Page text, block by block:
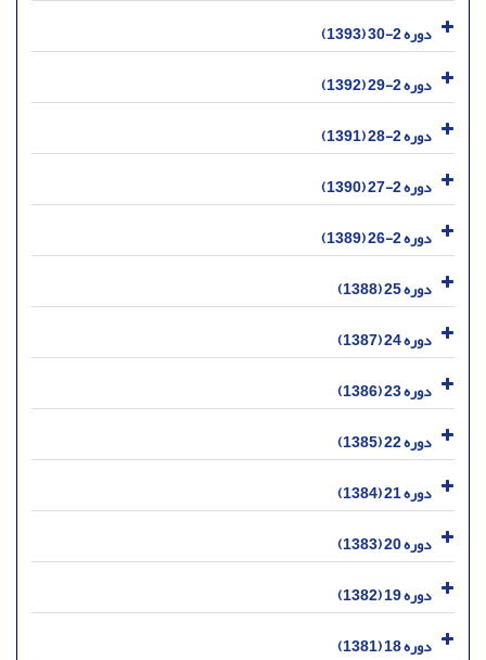
دوره 2-30 (1393)
دوره 2-29 (1392)
دوره 2-28 (1391)
دوره 2-27 (1390)
دوره 2-26 (1389)
دوره 25 (1388)
دوره 24 (1387)
دوره 23 (1386)
دوره 22 (1385)
دوره 21 (1384)
دوره 20 (1383)
دوره 19 (1382)
دوره 18 (1381)